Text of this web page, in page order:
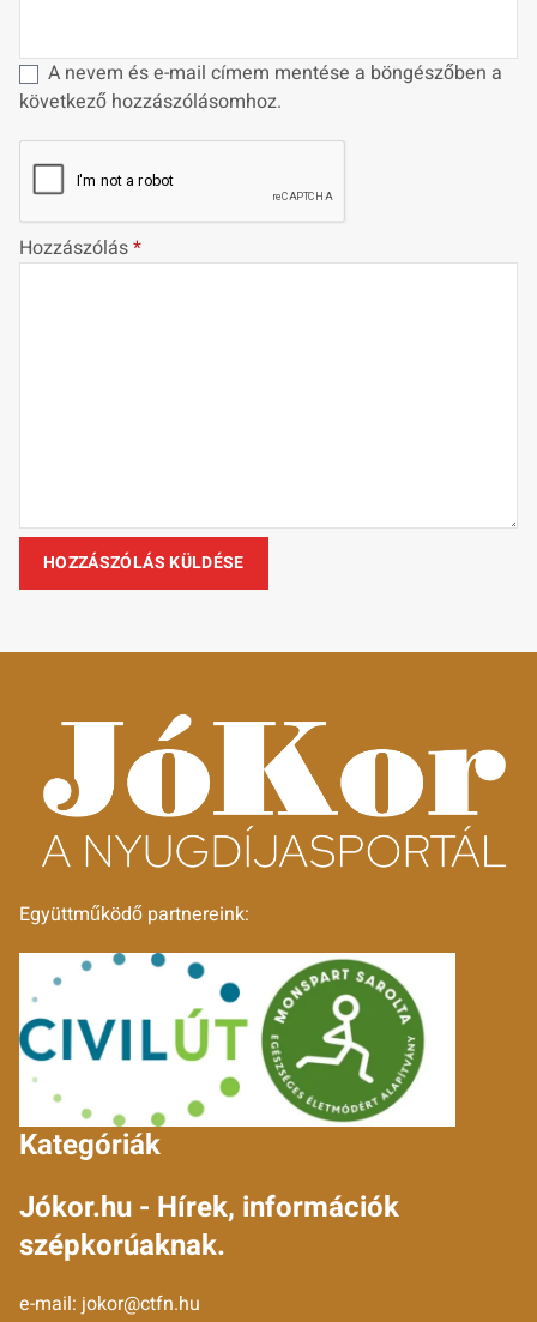
A nevem és e-mail címem mentése a böngészőben a
következő hozzászólásomhoz.
Hozzászólás*
Együttműködő partnereink:
Kategóriák
Jókor.hu - Hírek, információk
szépkorúaknak.
e-mail: jokor@ctfn.hu